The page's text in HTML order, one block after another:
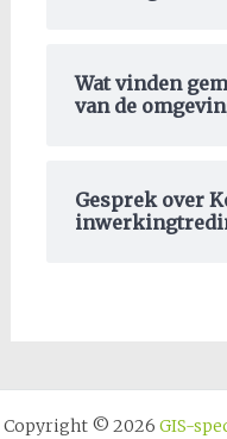
Wat vinden
van de
Gesprek over
Copyright © 2026 GIS-